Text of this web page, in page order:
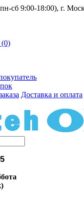
сб 9:00-18:00), г.
(0)
Доставка и оплата